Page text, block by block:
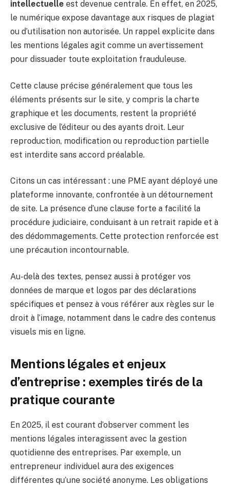
intellectuelle est devenue centrale. En effet, en 2025,
le numérique expose davantage aux risques de plagiat
ou d’utilisation non autorisée. Un rappel explicite dans
les mentions légales agit comme un avertissement
pour dissuader toute exploitation frauduleuse.
Cette clause précise généralement que tous les
éléments présents sur le site, y compris la charte
graphique et les documents, restent la propriété
exclusive de l’éditeur ou des ayants droit. Leur
reproduction, modification ou reproduction partielle
est interdite sans accord préalable.
Citons un cas intéressant : une PME ayant déployé une
plateforme innovante, confrontée à un détournement
de site. La présence d’une clause forte a facilité la
procédure judiciaire, conduisant à un retrait rapide et à
des dédommagements. Cette protection renforcée est
une précaution incontournable.
Au-delà des textes, pensez aussi à protéger vos
données de marque et logos par des déclarations
spécifiques et pensez à vous référer aux règles sur le
droit à l’image, notamment dans le cadre des contenus
visuels mis en ligne.
Mentions légales et enjeux
d’entreprise : exemples tirés de la
pratique courante
En 2025, il est courant d’observer comment les
mentions légales interagissent avec la gestion
quotidienne des entreprises. Par exemple, un
entrepreneur individuel aura des exigences
différentes qu’une société anonyme. Les obligations